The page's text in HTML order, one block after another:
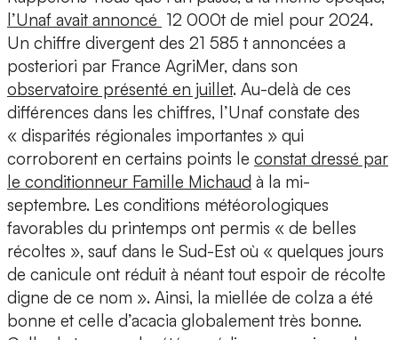
l’Unaf avait annoncé 12 000t de miel pour 2024.
Un chiffre divergent des 21 585 t annoncées a
posteriori par France AgriMer, dans son
observatoire présenté en juillet. Au-delà de ces
différences dans les chiffres, l’Unaf constate des
« disparités régionales importantes » qui
corroborent en certains points le constat dressé par
le conditionneur Famille Michaud à la mi-
septembre. Les conditions météorologiques
favorables du printemps ont permis « de belles
récoltes », sauf dans le Sud-Est où « quelques jours
de canicule ont réduit à néant tout espoir de récolte
digne de ce nom ». Ainsi, la miellée de colza a été
bonne et celle d’acacia globalement très bonne.